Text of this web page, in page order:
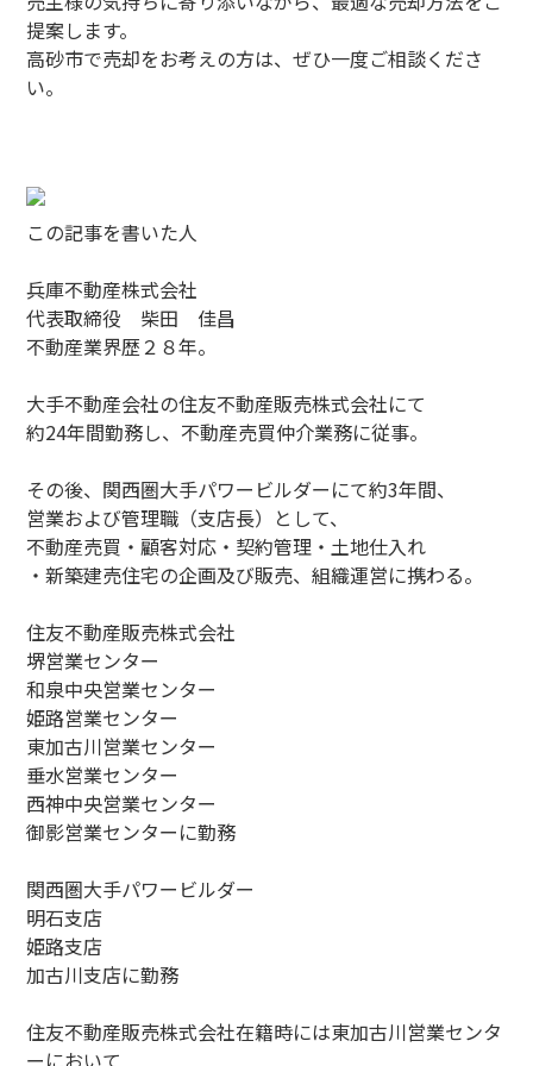
提案します。
高砂市で売却をお考えの方は、ぜひ一度ご相談くださ
い。
この記事を書いた人
兵庫不動産株式会社
代表取締役 柴田 佳昌
不動産業界歴２８年。
大手不動産会社の住友不動産販売株式会社にて
約24年間勤務し、不動産売買仲介業務に従事。
その後、関西圏大手パワービルダーにて約3年間、
営業および管理職（支店長）として、
不動産売買・顧客対応・契約管理・土地仕入れ
・新築建売住宅の企画及び販売、組織運営に携わる。
住友不動産販売株式会社
堺営業センター
和泉中央営業センター
姫路営業センター
東加古川営業センター
垂水営業センター
西神中央営業センター
御影営業センターに勤務
関西圏大手パワービルダー
明石支店
姫路支店
加古川支店に勤務
住友不動産販売株式会社在籍時には東加古川営業センタ
ーにおいて